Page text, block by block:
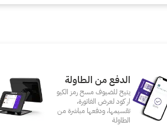
الدفع من الطاولة
يتيح للضيوف مسح رمز الكيو
ار كود لعرض الفاتورة،
تقسيمها، ودفعها مباشرة من
الطاولة